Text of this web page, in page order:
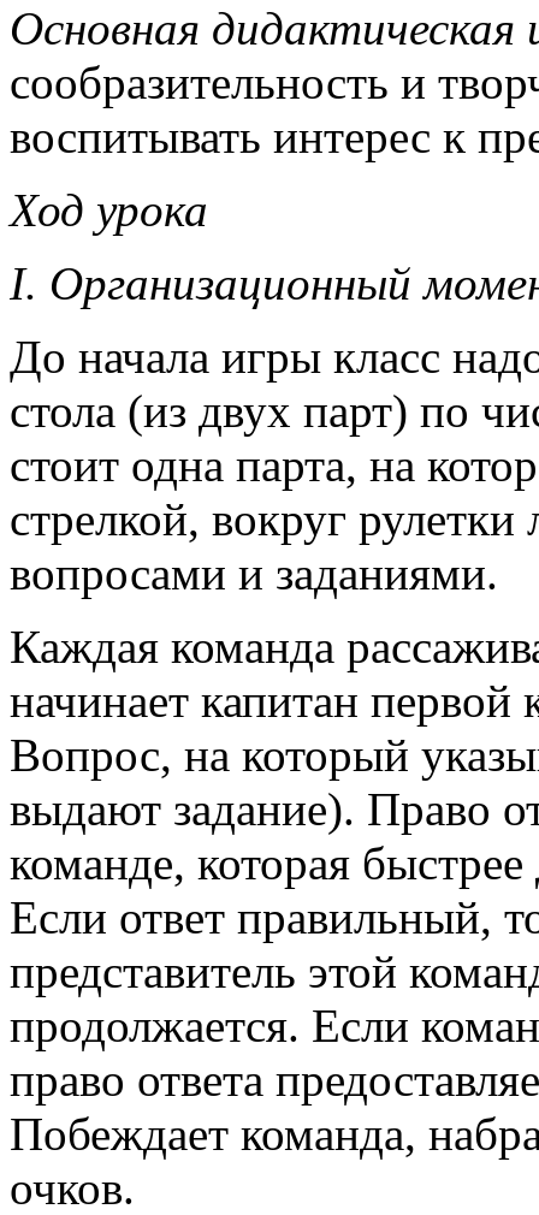
Основная дидактическая
сообразительность и
воспитывать интерес к
Ход урока
I. Организационный
До начала игры класс
стола (из двух парт) по
стоит одна парта, на
стрелкой, вокруг
вопросами и заданиями.
Каждая команда
начинает капитан
Вопрос, на который
выдают задание). Право
команде, которая
Если ответ правильный,
представитель этой
продолжается. Если
право ответа
Побеждает команда,
очков.